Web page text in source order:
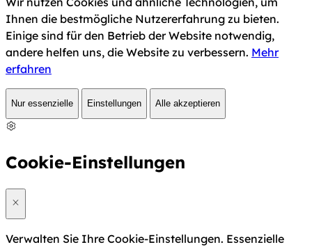
Ihnen die bestmögliche Nutzererfahrung zu bieten.
Einige sind für den Betrieb der Website notwendig,
andere helfen uns, die Website zu verbessern. Mehr
erfahren
Nur essenzielle Einstellungen Alle akzeptieren
Cookie-Einstellungen
Verwalten Sie Ihre Cookie-Einstellungen. Essenzielle